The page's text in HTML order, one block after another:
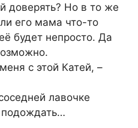
доверять? Но в то же
его мама что-то
будет непросто. Да
с этой Катей, –
лавочке
подождать…